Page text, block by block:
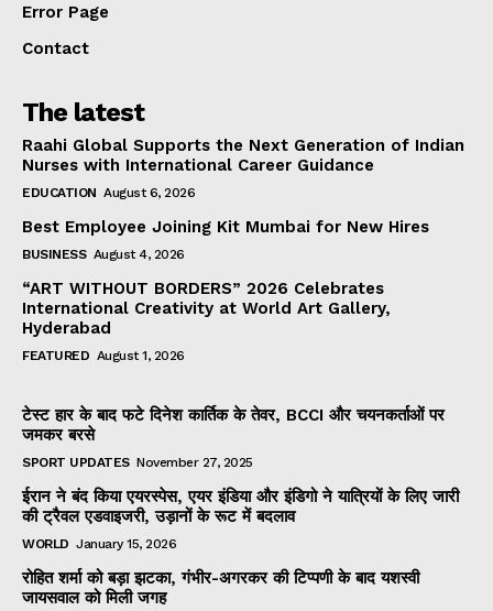
Error Page
Contact
The latest
Raahi Global Supports the Next Generation of Indian
Nurses with International Career Guidance
EDUCATION August 6, 2026
Best Employee Joining Kit Mumbai for New Hires
BUSINESS August 4, 2026
“ART WITHOUT BORDERS” 2026 Celebrates
International Creativity at World Art Gallery,
Hyderabad
FEATURED August 1, 2026
टेस्ट हार के बाद फटे दिनेश कार्तिक के तेवर, BCCI और चयनकर्ताओं पर
जमकर बरसे
SPORT UPDATES November 27, 2025
ईरान ने बंद किया एयरस्पेस, एयर इंडिया और इंडिगो ने यात्रियों के लिए जारी
की ट्रैवल एडवाइजरी, उड़ानों के रूट में बदलाव
WORLD January 15, 2026
रोहित शर्मा को बड़ा झटका, गंभीर-अगरकर की टिप्पणी के बाद यशस्वी
जायसवाल को मिली जगह